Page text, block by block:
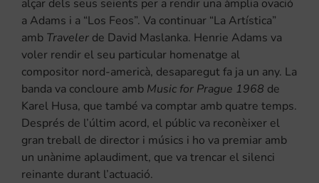
alçar dels seus seients per a rendir una àmplia ovació
a Adams i a “Los Feos”. Va continuar “La Artística”
amb Traveler de David Maslanka. Henrie Adams va
voler rendir el seu particular homenatge al
compositor nord-americà, desaparegut fa ja un any. La
banda va concloure amb Music for Prague 1968 de
Karel Husa, que també va comptar amb quatre temps.
Després de l’últim acord, el públic va reconèixer el
gran treball de director i músics i ho va premiar amb
un unànime aplaudiment, que va trencar el silenci
reinante durant l’actuació.